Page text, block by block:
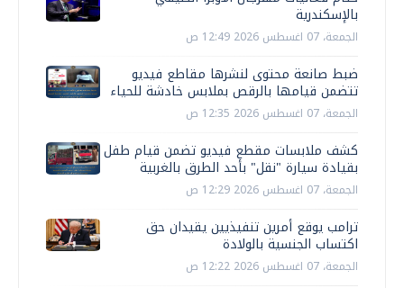
بالإسكندرية
الجمعة، 07 اغسطس 2026 12:49 ص
ضبط صانعة محتوى لنشرها مقاطع فيديو
تتضمن قيامها بالرقص بملابس خادشة للحياء
الجمعة، 07 اغسطس 2026 12:35 ص
كشف ملابسات مقطع فيديو تضمن قيام طفل
بقيادة سيارة "نقل" بأحد الطرق بالغربية
الجمعة، 07 اغسطس 2026 12:29 ص
ترامب يوقع أمرين تنفيذيين يقيدان حق
اكتساب الجنسية بالولادة
الجمعة، 07 اغسطس 2026 12:22 ص